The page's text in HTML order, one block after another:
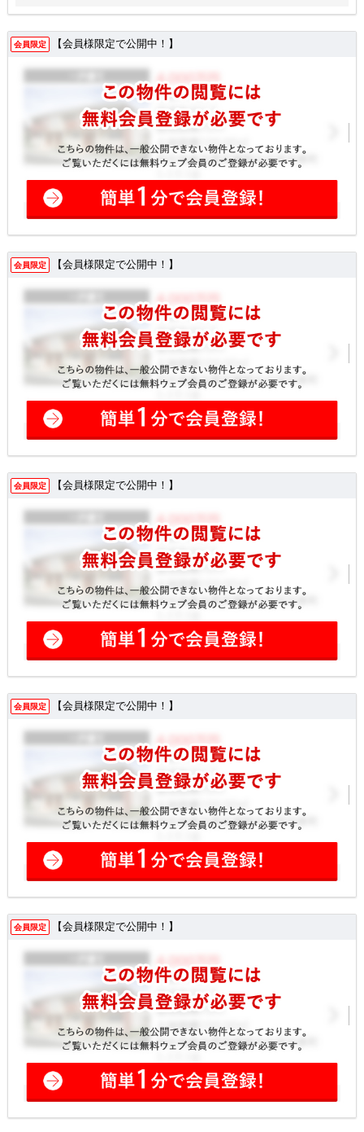
会員限定 【会員様限定で公開中！】
会員限定 【会員様限定で公開中！】
会員限定 【会員様限定で公開中！】
会員限定 【会員様限定で公開中！】
会員限定 【会員様限定で公開中！】